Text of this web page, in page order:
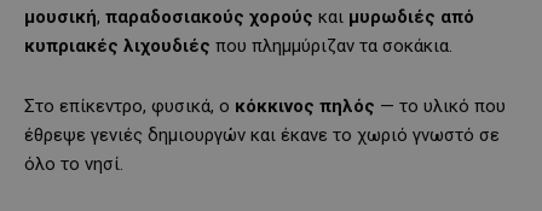
μουσική, παραδοσιακούς χορούς και μυρωδιές από
κυπριακές λιχουδιές που πλημμύριζαν τα σοκάκια.
Στο επίκεντρο, φυσικά, ο κόκκινος πηλός — το υλικό που
έθρεψε γενιές δημιουργών και έκανε το χωριό γνωστό σε
όλο το νησί.